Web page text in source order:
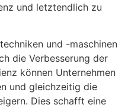
und letztendlich zu
und -maschinen
die Verbesserung der
können Unternehmen
und gleichzeitig die
Dies schafft eine